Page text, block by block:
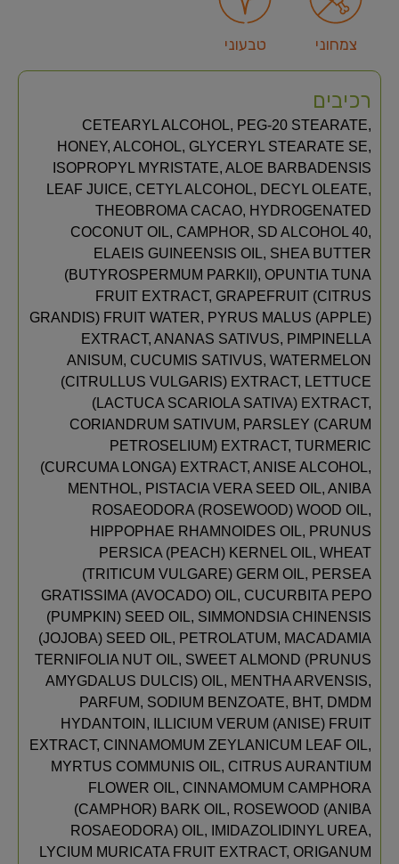
צמחוני טבעוני
רכיבים
CETEARYL ALCOHOL, PEG-20 STEARATE,
HONEY, ALCOHOL, GLYCERYL STEARATE SE,
ISOPROPYL MYRISTATE, ALOE BARBADENSIS
LEAF JUICE, CETYL ALCOHOL, DECYL OLEATE,
THEOBROMA CACAO, HYDROGENATED
COCONUT OIL, CAMPHOR, SD ALCOHOL 40,
ELAEIS GUINEENSIS OIL, SHEA BUTTER
(BUTYROSPERMUM PARKII), OPUNTIA TUNA
FRUIT EXTRACT, GRAPEFRUIT (CITRUS
GRANDIS) FRUIT WATER, PYRUS MALUS (APPLE)
EXTRACT, ANANAS SATIVUS, PIMPINELLA
ANISUM, CUCUMIS SATIVUS, WATERMELON
(CITRULLUS VULGARIS) EXTRACT, LETTUCE
(LACTUCA SCARIOLA SATIVA) EXTRACT,
CORIANDRUM SATIVUM, PARSLEY (CARUM
PETROSELIUM) EXTRACT, TURMERIC
(CURCUMA LONGA) EXTRACT, ANISE ALCOHOL,
MENTHOL, PISTACIA VERA SEED OIL, ANIBA
ROSAEODORA (ROSEWOOD) WOOD OIL,
HIPPOPHAE RHAMNOIDES OIL, PRUNUS
PERSICA (PEACH) KERNEL OIL, WHEAT
(TRITICUM VULGARE) GERM OIL, PERSEA
GRATISSIMA (AVOCADO) OIL, CUCURBITA PEPO
(PUMPKIN) SEED OIL, SIMMONDSIA CHINENSIS
(JOJOBA) SEED OIL, PETROLATUM, MACADAMIA
TERNIFOLIA NUT OIL, SWEET ALMOND (PRUNUS
AMYGDALUS DULCIS) OIL, MENTHA ARVENSIS,
PARFUM, SODIUM BENZOATE, BHT, DMDM
HYDANTOIN, ILLICIUM VERUM (ANISE) FRUIT
EXTRACT, CINNAMOMUM ZEYLANICUM LEAF OIL,
MYRTUS COMMUNIS OIL, CITRUS AURANTIUM
FLOWER OIL, CINNAMOMUM CAMPHORA
(CAMPHOR) BARK OIL, ROSEWOOD (ANIBA
ROSAEODORA) OIL, IMIDAZOLIDINYL UREA,
LYCIUM MURICATA FRUIT EXTRACT, ORIGANUM